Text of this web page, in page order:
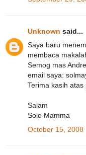
Unknown said...
Saya baru
membaca
Semog mas
email saya:
Terima kasih atas
Salam
Solo Mamma
October 15, 2008